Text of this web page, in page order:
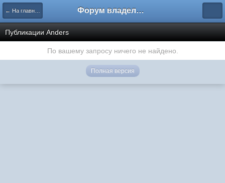
← На главную Форум владельцев интернет-магазинов
Публикации Anders
По вашему запросу ничего не найдено.
Полная версия